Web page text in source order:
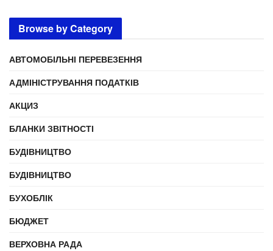
Browse by Category
АВТОМОБІЛЬНІ ПЕРЕВЕЗЕННЯ
АДМІНІСТРУВАННЯ ПОДАТКІВ
АКЦИЗ
БЛАНКИ ЗВІТНОСТІ
БУДІВНИЦТВО
БУДІВНИЦТВО
БУХОБЛІК
БЮДЖЕТ
ВЕРХОВНА РАДА